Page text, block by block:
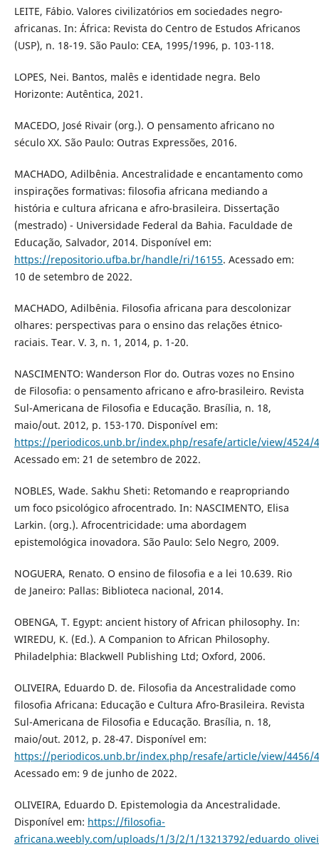
LEITE, Fábio. Valores civilizatórios em sociedades negro-
africanas. In: África: Revista do Centro de Estudos Africanos
(USP), n. 18-19. São Paulo: CEA, 1995/1996, p. 103-118.
LOPES, Nei. Bantos, malês e identidade negra. Belo
Horizonte: Autêntica, 2021.
MACEDO, José Rivair (org.). O pensamento africano no
século XX. São Paulo: Outras Expressões, 2016.
MACHADO, Adilbênia. Ancestralidade e encantamento como
inspirações formativas: filosofia africana mediando a
história e cultura africana e afro-brasileira. Dissertação
(mestrado) - Universidade Federal da Bahia. Faculdade de
Educação, Salvador, 2014. Disponível em:
https://repositorio.ufba.br/handle/ri/16155. Acessado em:
10 de setembro de 2022.
MACHADO, Adilbênia. Filosofia africana para descolonizar
olhares: perspectivas para o ensino das relações étnico-
raciais. Tear. V. 3, n. 1, 2014, p. 1-20.
NASCIMENTO: Wanderson Flor do. Outras vozes no Ensino
de Filosofia: o pensamento africano e afro-brasileiro. Revista
Sul-Americana de Filosofia e Educação. Brasília, n. 18,
maio/out. 2012, p. 153-170. Disponível em:
https://periodicos.unb.br/index.php/resafe/article/view/4524/
Acessado em: 21 de setembro de 2022.
NOBLES, Wade. Sakhu Sheti: Retomando e reapropriando
um foco psicológico afrocentrado. In: NASCIMENTO, Elisa
Larkin. (org.). Afrocentricidade: uma abordagem
epistemológica inovadora. São Paulo: Selo Negro, 2009.
NOGUERA, Renato. O ensino de filosofia e a lei 10.639. Rio
de Janeiro: Pallas: Biblioteca nacional, 2014.
OBENGA, T. Egypt: ancient history of African philosophy. In:
WIREDU, K. (Ed.). A Companion to African Philosophy.
Philadelphia: Blackwell Publishing Ltd; Oxford, 2006.
OLIVEIRA, Eduardo D. de. Filosofia da Ancestralidade como
filosofia Africana: Educação e Cultura Afro-Brasileira. Revista
Sul-Americana de Filosofia e Educação. Brasília, n. 18,
maio/out. 2012, p. 28-47. Disponível em:
https://periodicos.unb.br/index.php/resafe/article/view/4456/
Acessado em: 9 de junho de 2022.
OLIVEIRA, Eduardo D. Epistemologia da Ancestralidade.
Disponível em: https://filosofia-
africana.weebly.com/uploads/1/3/2/1/13213792/